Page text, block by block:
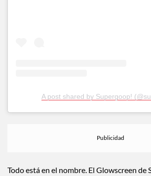
A post shared by Supergoop!
Todo está en el nombre. El Glowscreen de